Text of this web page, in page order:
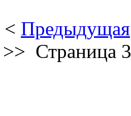
< Предыдущая
>> Страница